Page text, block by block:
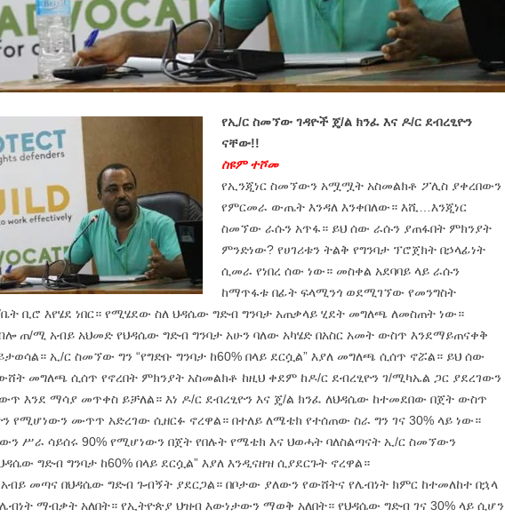
የኢ/ር ስመኘው ገዳዮች ጄ/ል ክንፈ እና ዶ/ር ደብረፂዮን
ናቸው!!
ስዩም ተሾመ
የኢንጂነር ስመኘውን አሟሟት አስመልክቶ ፖሊስ ያቀረበውን
የምርመራ ውጤት እንዳለ እንቀበለው። እሺ…እንጂነር
ስመኘው ራሱን አጥፋ። ይህ ሰው ራሱን ያጠፋበት ምክንያት
ምንድነው? የሀገሪቱን ትልቅ የግንባታ ፕሮጀክት በኃላፊነት
ሲመራ የነበረ ሰው ነው። መስቀል አደባባይ ላይ ራሱን
ከማጥፋቱ በፊት ፍላሚንጎ ወደሚገኘው የመንግስት
ቢሮ እየሄደ ነበር። የሚሄደው ስለ ህዳሴው ግድብ ግንባታ አጠቃላይ ሂደት መግለጫ ለመስጠት ነው።
ጠ/ሚ አብይ አህመድ የህዳሴው ግድብ ግንባታ አሁን ባለው አካሄድ በአስር አመት ውስጥ እንደማይጠናቀቅ
ኢ/ር ስመኘው ግን “የግድቡ ግንባታ ከ60% በላይ ደርሷል” እያለ መግለጫ ሲሰጥ ኖሯል። ይህ ሰው
መግለጫ ሲሰጥ የኖረበት ምክንያት አስመልክቶ ከዚህ ቀደም ከዶ/ር ደብረፂዮን ገ/ሚካኤል ጋር ያደረገውን
እንደ ማሳያ መጥቀስ ይቻለል። እነ ዶ/ር ደብረፂዮን እና ጄ/ል ክንፈ ለህዳሴው ከተመደበው በጀት ውስጥ
የሚሆነውን ሙጥጥ አድረገው ሲዘርፉ ኖረዋል። በተለይ ለሜቴክ የተሰጠው ስራ ግን ገና 30% ላይ ነው።
ሥራ ሳይሰሩ 90% የሚሆነውን በጀት የበሉት የሜቴክ እና ህወሓት ባለስልጣናት ኢ/ር ስመኘውን
ግድብ ግንባታ ከ60% በላይ ደርሷል” እያለ እንዲናዘዝ ሲያደርጉት ኖረዋል።
አብይ መጣና በህዳሴው ግድብ ጉብኝት ያደርጋል። በቦታው ያለውን የውሸትና የሌብነት ክምር ከተመለከተ በኋላ
ማብቃት አለበት። የኢትዮጵያ ህዝብ እውነታውን ማወቅ አለበት። የህዳሴው ግድብ ገና 30% ላይ ሲሆን